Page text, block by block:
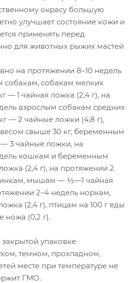
окрасу большую
улучшает состояние кожи и
применять перед
для животных рыжих мастей
на протяжении 8–10 недель
собакам мелких
— 1 чайная ложка (2,4 г), на
взрослым собакам средних
— 2 чайные ложки (4,8 г),
свыше 30 кг, беременным
3 чайные ложки, на
кошкам и беременным
(2,4 г), на протяжении 2
мышам — ½—1 чайная
2–4 недель норкам,
(2,4 г), птицам на 100 г еды
ножа (0,2 г).
упаковке
темном, прохладном,
месте при температуре не
ГМО.